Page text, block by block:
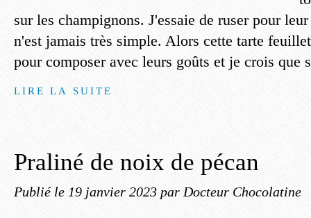
sur les champignons. J'essaie de ruser pour
n'est jamais très simple. Alors cette tarte
pour composer avec leurs goûts et je crois que
LIRE LA SUITE
Praliné de noix de pécan
Publié le 19 janvier 2023 par Docteur Chocolatine